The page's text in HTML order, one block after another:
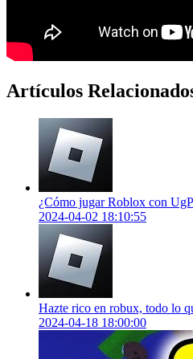
Artículos
¿Cómo jugar Roblox con
2024-04-02 18:10:55
Hazte rico en robux, todo lo
2024-04-18 18:00:00